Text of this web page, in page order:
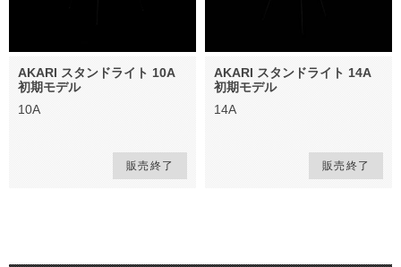
AKARI スタンドライト 10A
初期モデル
10A
販売終了
AKARI スタンドライト 14A
初期モデル
14A
販売終了